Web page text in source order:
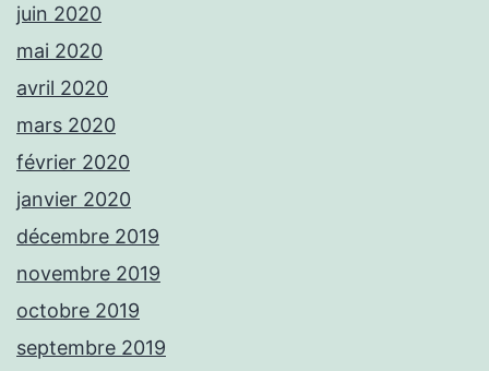
juin 2020
mai 2020
avril 2020
mars 2020
février 2020
janvier 2020
décembre 2019
novembre 2019
octobre 2019
septembre 2019